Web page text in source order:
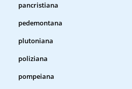
pancristiana
pedemontana
plutoniana
poliziana
pompeiana